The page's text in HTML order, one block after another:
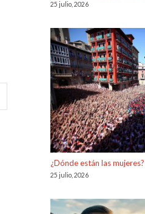
25 julio, 2026
¿Dónde están las mujeres?
25 julio, 2026